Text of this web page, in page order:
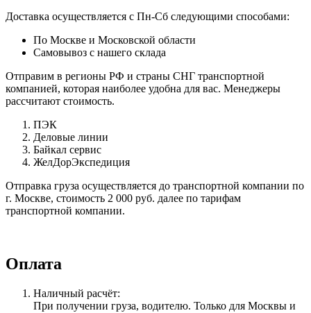
Доставка осуществляется с Пн-Сб следующими способами:
По Москве и Московской области
Самовывоз с нашего склада
Отправим в регионы РФ и страны СНГ транспортной
компанией, которая наиболее удобна для вас. Менеджеры
рассчитают стоимость.
ПЭК
Деловые линии
Байкал сервис
ЖелДорЭкспедиция
Отправка груза осуществляется до транспортной компании по
г. Москве, стоимость 2 000 руб. далее по тарифам
транспортной компании.
Оплата
Наличный расчёт:
При получении груза, водителю. Только для Москвы и